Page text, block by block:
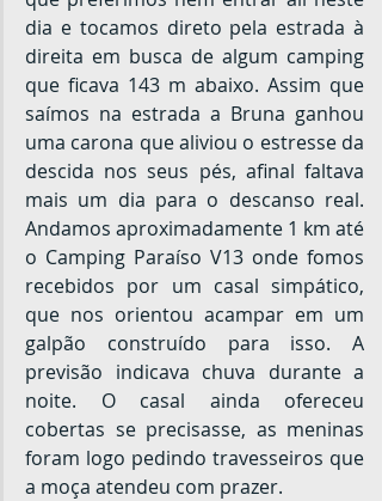
dia e tocamos direto pela estrada à
direita em busca de algum camping
que ficava 143 m abaixo. Assim que
saímos na estrada a Bruna ganhou
uma carona que aliviou o estresse da
descida nos seus pés, afinal faltava
mais um dia para o descanso real.
Andamos aproximadamente 1 km até
o Camping Paraíso V13 onde fomos
recebidos por um casal simpático,
que nos orientou acampar em um
galpão construído para isso. A
previsão indicava chuva durante a
noite. O casal ainda ofereceu
cobertas se precisasse, as meninas
foram logo pedindo travesseiros que
a moça atendeu com prazer.